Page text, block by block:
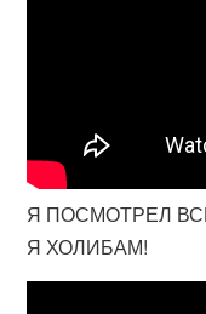
Я ПОСМОТРЕЛ
Я ХОЛИБАМ!